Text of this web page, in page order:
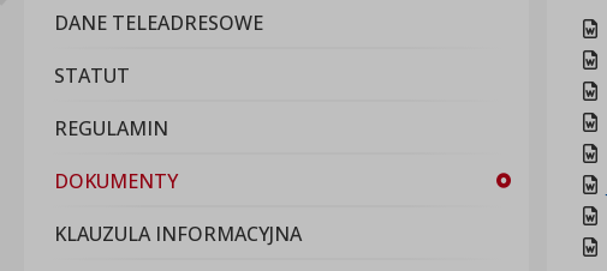
DANE TELEADRESOWE
STATUT
REGULAMIN
DOKUMENTY
KLAUZULA INFORMACYJNA